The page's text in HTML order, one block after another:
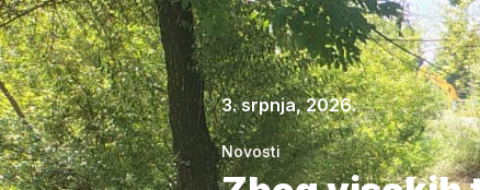
3. srpnja, 2026.
Novosti